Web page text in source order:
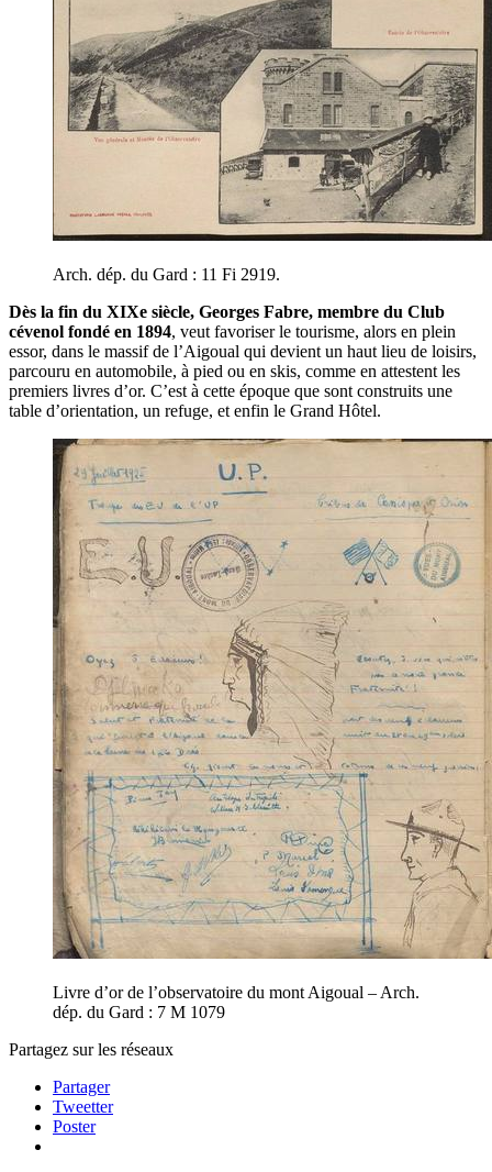
Arch. dép. du Gard : 11 Fi 2919.
Dès la fin du XIXe siècle, Georges Fabre, membre du Club
cévenol fondé en 1894, veut favoriser le tourisme, alors en plein
essor, dans le massif de l’Aigoual qui devient un haut lieu de loisirs,
parcouru en automobile, à pied ou en skis, comme en attestent les
premiers livres d’or. C’est à cette époque que sont construits une
table d’orientation, un refuge, et enfin le Grand Hôtel.
Livre d’or de l’observatoire du mont Aigoual – Arch.
dép. du Gard : 7 M 1079
Partagez sur les réseaux
Partager
Tweetter
Poster